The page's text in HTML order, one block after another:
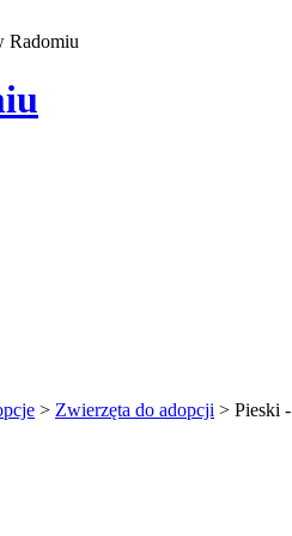
Radomiu
> Zwierzęta do adopcji > Pieski